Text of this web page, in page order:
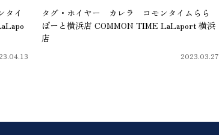
タイ
タグ・ホイヤー カレラ コモンタイムらら
ぽーと横浜店 COMMON TIME LaLaport 横浜
店
2023.03.27